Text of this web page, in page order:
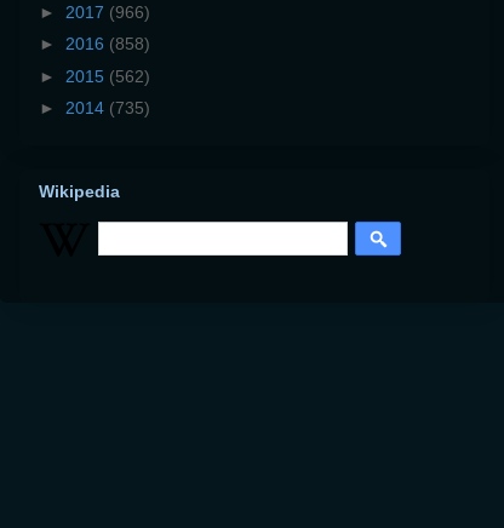
► 2017 (966)
► 2016 (858)
► 2015 (562)
► 2014 (735)
Wikipedia